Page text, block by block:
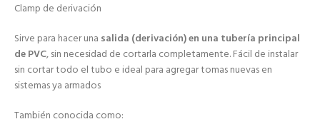
Clamp de derivación
Sirve para hacer una salida (derivación) en una tubería principal
de PVC, sin necesidad de cortarla completamente. Fácil de instalar
sin cortar todo el tubo e ideal para agregar tomas nuevas en
sistemas ya armados
También conocida como: